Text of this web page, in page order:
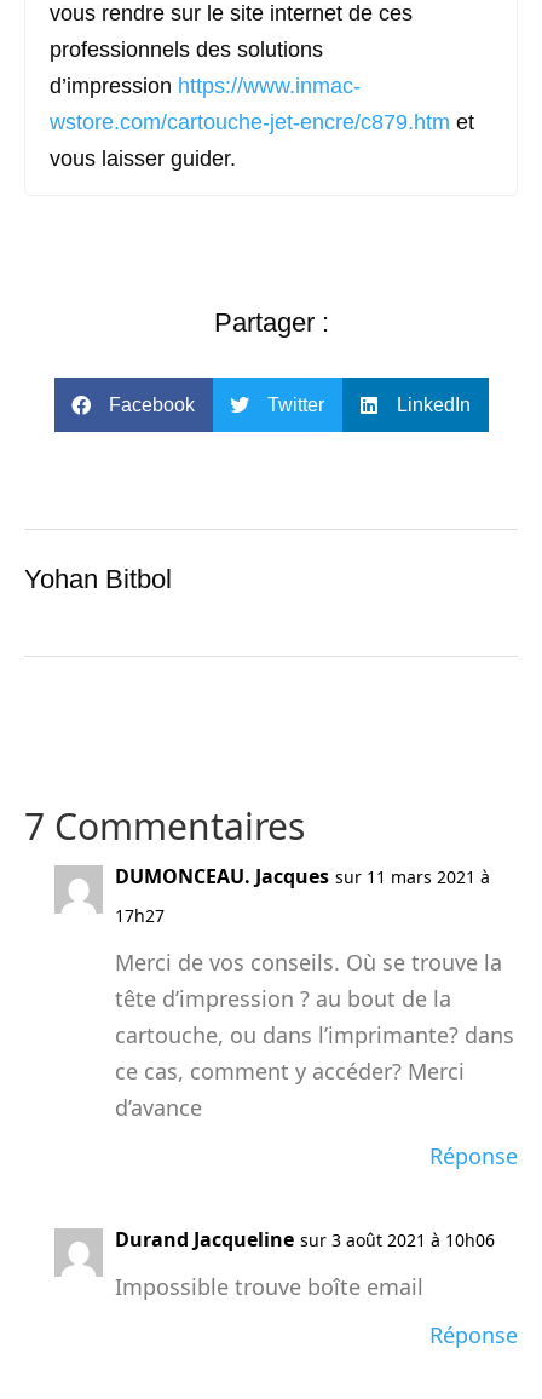
vous rendre sur le site internet de ces
professionnels des solutions
d’impression https://www.inmac-
wstore.com/cartouche-jet-encre/c879.htm et
vous laisser guider.
Partager :
Facebook Twitter LinkedIn
Yohan Bitbol
7 Commentaires
DUMONCEAU. Jacques sur 11 mars 2021 à
17h27
Merci de vos conseils. Où se trouve la
tête d’impression ? au bout de la
cartouche, ou dans l’imprimante? dans
ce cas, comment y accéder? Merci
d’avance
Réponse
Durand Jacqueline sur 3 août 2021 à 10h06
Impossible trouve boîte email
Réponse